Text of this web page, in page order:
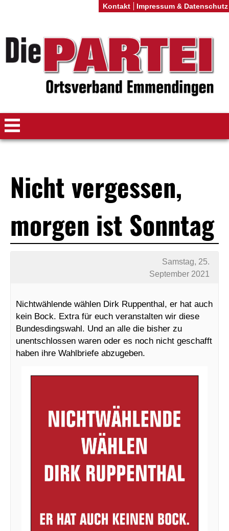
Nicht vergessen,
morgen ist Sonntag
Samstag, 25.
September 2021
Nichtwählende wählen Dirk Ruppenthal, er hat auch
kein Bock. Extra für euch veranstalten wir diese
Bundesdingswahl. Und an alle die bisher zu
unentschlossen waren oder es noch nicht geschafft
haben ihre Wahlbriefe abzugeben.
Kontakt Impressum & Datenschutz